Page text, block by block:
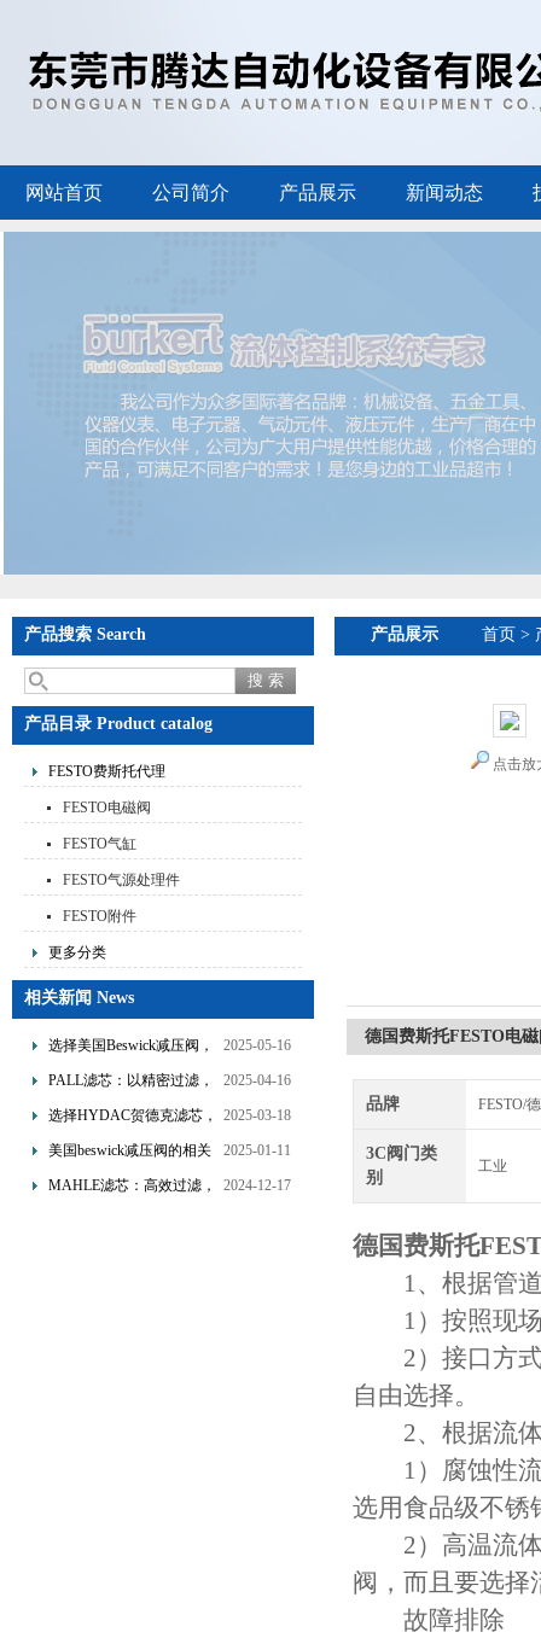
网站首页 公司简介 产品展示 新闻动态
产品搜索 Search
产品目录 Product catalog
FESTO费斯托代理
FESTO电磁阀
FESTO气缸
FESTO气源处理件
FESTO附件
更多分类
相关新闻 News
选择美国Beswick减压阀，
提升流体系统效率
2025-05-16
PALL滤芯：以精密过滤，
为工业流体筑起“隐形安全
2025-04-16
选择HYDAC贺德克滤芯，
享受精准过滤与稳定性能
2025-03-18
美国beswick减压阀的相关
知识
2025-01-11
MAHLE滤芯：高效过滤，
2024-12-17
产品展示 首页 >
点击放
德国费斯托FESTO电
品牌 FESTO/
3C阀门类
别
工业
德国费斯托
1、根据管道
1）按照现场
2）接口方式
自由选择。
2、根据流体
1）腐蚀性流
选用食品级不锈
2）高温流体
阀，而且要选择
故障排除